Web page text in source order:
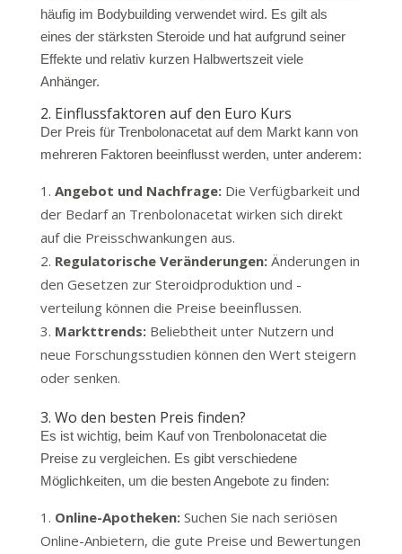
häufig im Bodybuilding verwendet wird. Es gilt als
eines der stärksten Steroide und hat aufgrund seiner
Effekte und relativ kurzen Halbwertszeit viele
Anhänger.
2. Einflussfaktoren auf den Euro Kurs
Der Preis für Trenbolonacetat auf dem Markt kann von
mehreren Faktoren beeinflusst werden, unter anderem:
Angebot und Nachfrage:Die Verfügbarkeit und
der Bedarf an Trenbolonacetat wirken sich direkt
auf die Preisschwankungen aus.
Regulatorische Veränderungen:Änderungen in
den Gesetzen zur Steroidproduktion und -
verteilung können die Preise beeinflussen.
Markttrends:Beliebtheit unter Nutzern und
neue Forschungsstudien können den Wert steigern
oder senken.
3. Wo den besten Preis finden?
Es ist wichtig, beim Kauf von Trenbolonacetat die
Preise zu vergleichen. Es gibt verschiedene
Möglichkeiten, um die besten Angebote zu finden:
Online-Apotheken:Suchen Sie nach seriösen
Online-Anbietern, die gute Preise und Bewertungen